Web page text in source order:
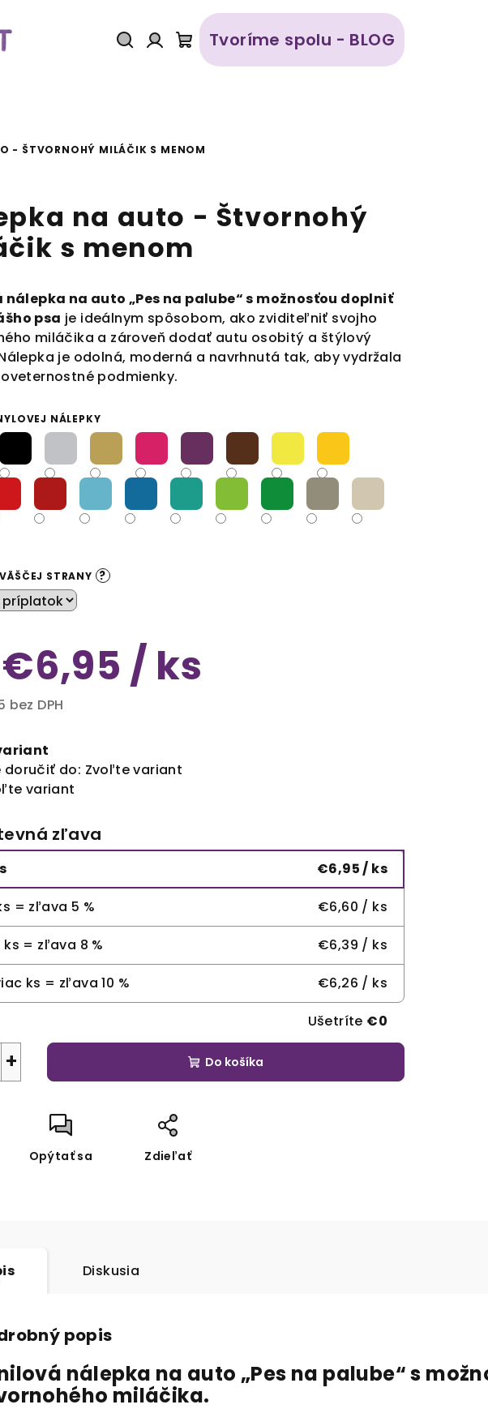
Prihlásenie
Nákupný
Tvoríme spolu - BLOG
- ŠTVORNOHÝ MILÁČIK S MENOM
na auto - Štvornohý
s menom
na auto „Pes na palube“ s možnosťou doplniť
psa je ideálnym spôsobom, ako zviditeľniť svojho
miláčika a zároveň dodať autu osobitý a štýlový
je odolná, moderná a navrhnutá tak, aby vydržala
podmienky.
NÁLEPKY
STRANY ?
€6,95 / ks
bez DPH
doručiť do: Zvoľte variant
variant
zľava
€6,95/ ks
= zľava 5 % €6,60 / ks
ks = zľava 8 % €6,39 / ks
ks = zľava 10 % €6,26 / ks
Ušetríte €0
+ Do košíka
Opýtať sa Zdieľať
Diskusia
popis
nálepka na auto „Pes na palube“ s
miláčika.